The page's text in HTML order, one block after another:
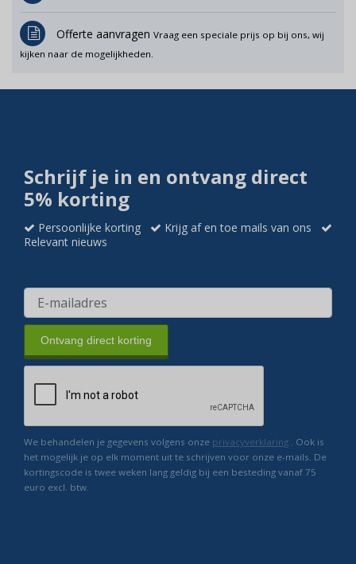
Offerte aanvragen Vraag een speciale prijs op bij ons, wij
kijken naar de mogelijkheden.
Schrijf je in en ontvang direct
5% korting
Persoonlijke korting
Krijg af en toe mails van ons
Relevant nieuws
Ontvang direct korting
We behandelen je gegevens volgens onze privacyverklaring . Ook is
het mogelijk je op elk moment uit te schrijven voor onze e-mails. De
kortingscode is twee weken lang geldig bij een besteding vanaf 75
euro excl. btw.